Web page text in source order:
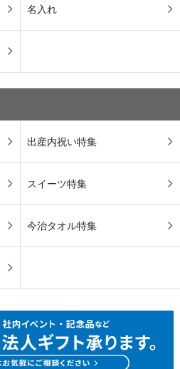
名入れ
出産内祝い特集
スイーツ特集
今治タオル特集